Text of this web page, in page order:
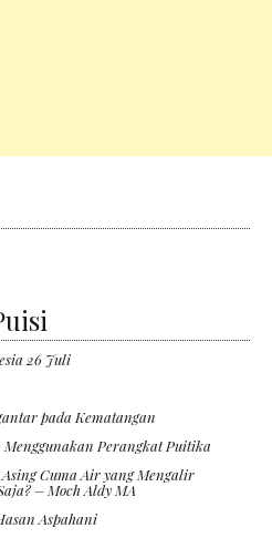
26 Juli
pada Kematangan
Menggunakan Perangkat Puitika
Cuma Air yang Mengalir
– Moch Aldy MA
Aspahani